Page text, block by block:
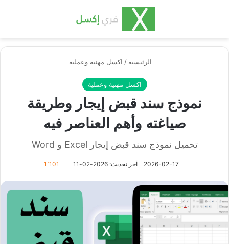
الرئيسية / اكسل مهنية وعملية
اكسل مهنية وعملية
نموذج سند قبض إيجار وطريقة
صياغته وأهم العناصر فيه
تحميل نموذج سند قبض إيجار Excel و Word
2026-02-17 آخر تحديث: 2026-02-11 1٬101